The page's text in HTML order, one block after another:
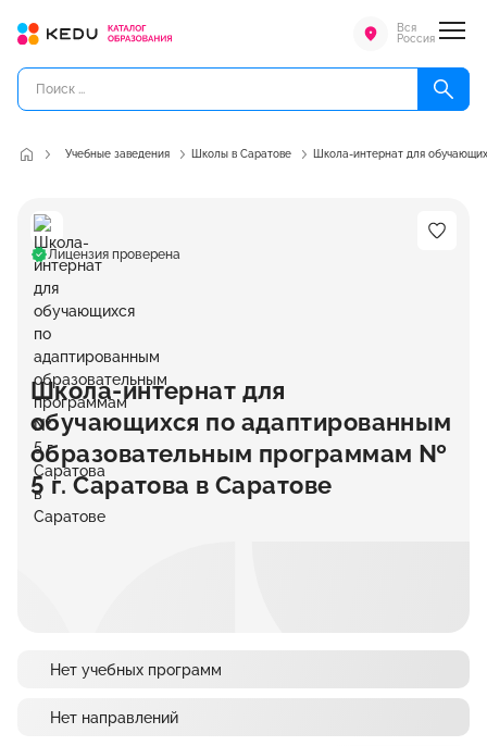
Вся
Россия
Учебные заведения Школы в Саратове Школа-интернат для
Лицензия проверена
Школа-интернат для
обучающихся по адаптированным
образовательным программам №
5 г. Саратова в Саратове
Нет учебных программ
Нет направлений